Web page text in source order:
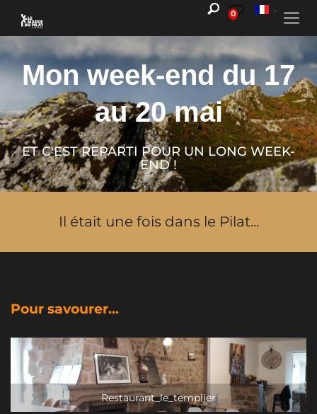
0
Mon week-end du 17
au 20 mai
ET C'EST REPARTI POUR UN LONG WEEK-
END !
Il était une fois dans le Pilat...
Pour savourer...
Restaurant_le_templier